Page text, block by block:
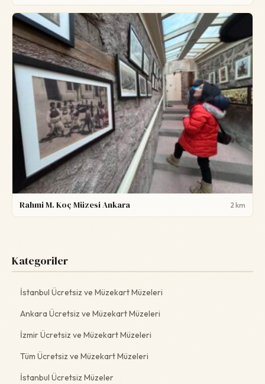
Rahmi M. Koç Müzesi Ankara 2 km
Kategoriler
İstanbul Ücretsiz ve Müzekart Müzeleri
Ankara Ücretsiz ve Müzekart Müzeleri
İzmir Ücretsiz ve Müzekart Müzeleri
Tüm Ücretsiz ve Müzekart Müzeleri
İstanbul Ücretsiz Müzeler